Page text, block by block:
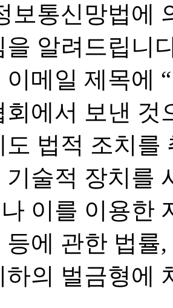
보통신망법에
을 알려드립니
이메일 제목에
회에서 보낸 것
도 법적 조치를
기술적 장치를
이를 이용한
등에 관한 법률
하의 벌금형에